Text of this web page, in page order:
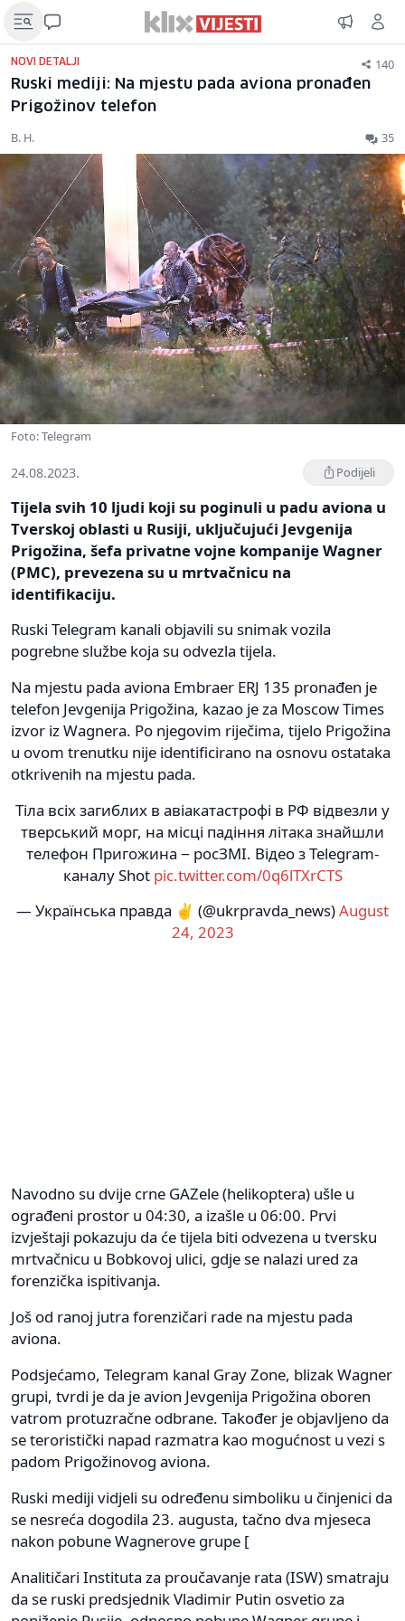
NOVI DETALJI 140
Ruski mediji: Na mjestu pada aviona pronađen
Prigožinov telefon
B. H. 35
Foto: Telegram
24.08.2023. Podijeli
Tijela svih 10 ljudi koji su poginuli u padu aviona u
Tverskoj oblasti u Rusiji, uključujući Jevgenija
Prigožina, šefa privatne vojne kompanije Wagner
(PMC), prevezena su u mrtvačnicu na
identifikaciju.
Ruski Telegram kanali objavili su snimak vozila
pogrebne službe koja su odvezla tijela.
Na mjestu pada aviona Embraer ERJ 135 pronađen je
telefon Jevgenija Prigožina, kazao je za Moscow Times
izvor iz Wagnera. Po njegovim riječima, tijelo Prigožina
u ovom trenutku nije identificirano na osnovu ostataka
otkrivenih na mjestu pada.
Тіла всіх загиблих в авіакатастрофі в РФ відвезли у
тверський морг, на місці падіння літака знайшли
телефон Пригожина − росЗМІ. Відео з Telegram-
каналу Shot pic.twitter.com/0q6lTXrCTS
— Українська правда ✌️ (@ukrpravda_news)August
24, 2023
Navodno su dvije crne GAZele (helikoptera) ušle u
ograđeni prostor u 04:30, a izašle u 06:00. Prvi
izvještaji pokazuju da će tijela biti odvezena u tversku
mrtvačnicu u Bobkovoj ulici, gdje se nalazi ured za
forenzička ispitivanja.
Još od ranoj jutra forenzičari rade na mjestu pada
aviona.
Podsjećamo, Telegram kanal Gray Zone, blizak Wagner
grupi, tvrdi je da je avion Jevgenija Prigožina oboren
vatrom protuzračne odbrane. Također je objavljeno da
se teroristički napad razmatra kao mogućnost u vezi s
padom Prigožinovog aviona.
Ruski mediji vidjeli su određenu simboliku u činjenici da
se nesreća dogodila 23. augusta, tačno dva mjeseca
nakon pobune Wagnerove grupe [
Analitičari Instituta za proučavanje rata (ISW) smatraju
da se ruski predsjednik Vladimir Putin osvetio za